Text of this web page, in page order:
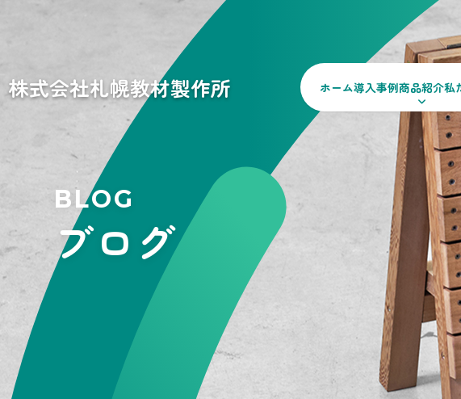
株式会社札幌教材製作所 ホーム導入事例商品紹介私
BLOG
ブログ